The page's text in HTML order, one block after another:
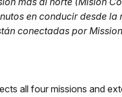
en conducir desde
conectadas por
all four missions and